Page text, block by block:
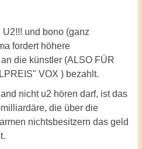
und bono (ganz
fordert höhere
die künstler (ALSO FÜR
VOX ) bezahlt.
nicht u2 hören darf, ist das
die über die
nichtsbesitzern das geld